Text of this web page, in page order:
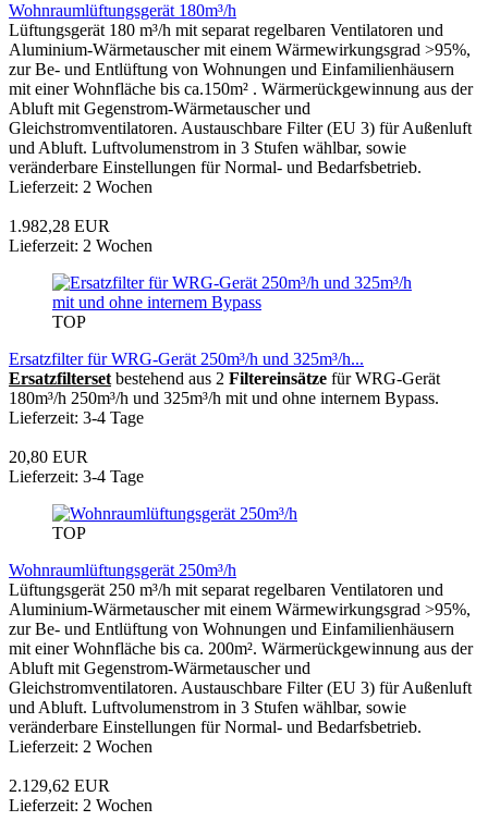
Wohnraumlüftungsgerät 180m³/h
Lüftungsgerät 180 m³/h mit separat regelbaren Ventilatoren und
Aluminium-Wärmetauscher mit einem Wärmewirkungsgrad >95%,
zur Be- und Entlüftung von Wohnungen und Einfamilienhäusern
mit einer Wohnfläche bis ca.150m² . Wärmerückgewinnung aus der
Abluft mit Gegenstrom-Wärmetauscher und
Gleichstromventilatoren. Austauschbare Filter (EU 3) für Außenluft
und Abluft. Luftvolumenstrom in 3 Stufen wählbar, sowie
veränderbare Einstellungen für Normal- und Bedarfsbetrieb.
Lieferzeit: 2 Wochen
1.982,28 EUR
Lieferzeit: 2 Wochen
TOP
Ersatzfilter für WRG-Gerät 250m³/h und 325m³/h...
Ersatzfilterset bestehend aus 2 Filtereinsätze für WRG-Gerät
180m³/h 250m³/h und 325m³/h mit und ohne internem Bypass.
Lieferzeit: 3-4 Tage
20,80 EUR
Lieferzeit: 3-4 Tage
TOP
Wohnraumlüftungsgerät 250m³/h
Lüftungsgerät 250 m³/h mit separat regelbaren Ventilatoren und
Aluminium-Wärmetauscher mit einem Wärmewirkungsgrad >95%,
zur Be- und Entlüftung von Wohnungen und Einfamilienhäusern
mit einer Wohnfläche bis ca. 200m². Wärmerückgewinnung aus der
Abluft mit Gegenstrom-Wärmetauscher und
Gleichstromventilatoren. Austauschbare Filter (EU 3) für Außenluft
und Abluft. Luftvolumenstrom in 3 Stufen wählbar, sowie
veränderbare Einstellungen für Normal- und Bedarfsbetrieb.
Lieferzeit: 2 Wochen
2.129,62 EUR
Lieferzeit: 2 Wochen